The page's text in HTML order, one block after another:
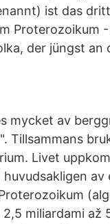
ist das
Proterozoikum
der jüngst an
mycket av
Tillsammans
Livet
av
miliardami až